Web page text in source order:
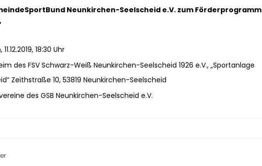
Neunkirchen-Seelscheid e.V. zum Förderprogramm
18:30 Uhr
des FSV Schwarz-Weiß Neunkirchen-Seelscheid 1926 e.V., „Sportanlage
Zeithstraße 10, 53819 Neunkirchen-Seelscheid
des GSB Neunkirchen-Seelscheid e.V.